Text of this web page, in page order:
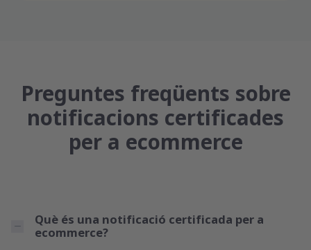
Preguntes freqüents sobre
notificacions certificades
per a ecommerce
Què és una notificació certificada per a
ecommerce?